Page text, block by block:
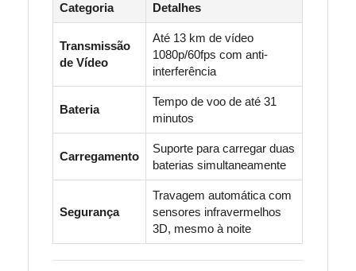
Categoria Detalhes
Transmissão
de Vídeo
Até 13 km de vídeo
1080p/60fps com anti-
interferência
Bateria
Tempo de voo de até 31
minutos
Carregamento
Suporte para carregar duas
baterias simultaneamente
Segurança
Travagem automática com
sensores infravermelhos
3D, mesmo à noite